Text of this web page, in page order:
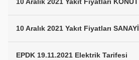
10 Aralık 2021 Yakıt Fiyatları SANAYİ
EPDK 19.11.2021 Elektrik Tarifesi